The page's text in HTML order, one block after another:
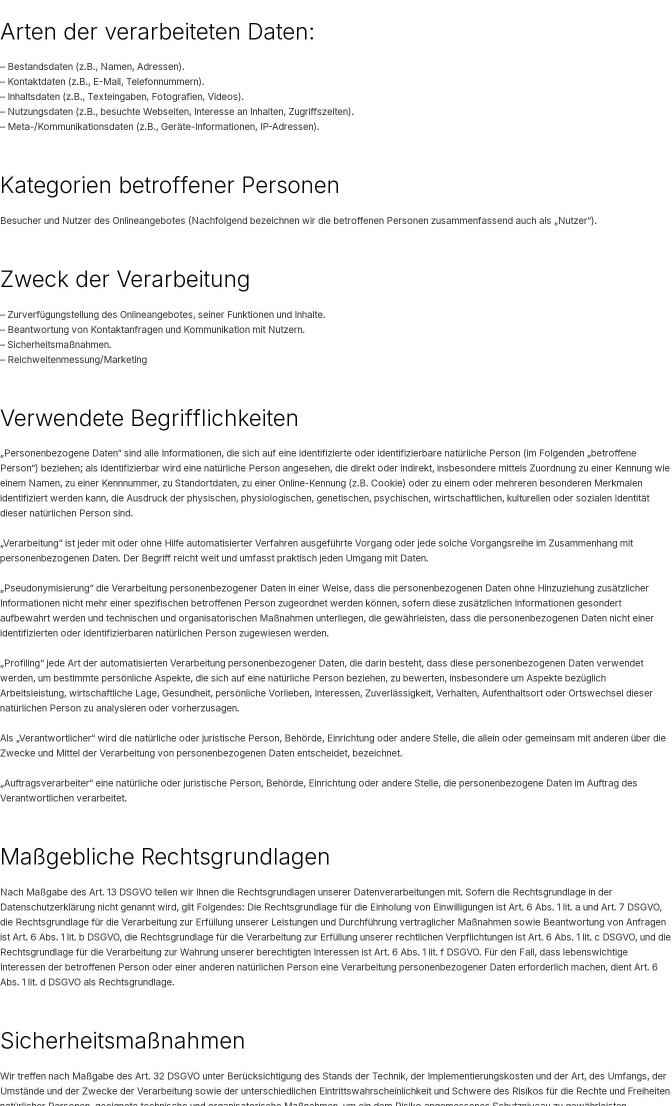
Arten der verarbeiteten Daten:
– Bestandsdaten (z.B., Namen, Adressen).
– Kontaktdaten (z.B., E-Mail, Telefonnummern).
– Inhaltsdaten (z.B., Texteingaben, Fotografien, Videos).
– Nutzungsdaten (z.B., besuchte Webseiten, Interesse an Inhalten, Zugriffszeiten).
– Meta-/Kommunikationsdaten (z.B., Geräte-Informationen, IP-Adressen).
Kategorien betroffener Personen
Besucher und Nutzer des Onlineangebotes (Nachfolgend bezeichnen wir die betroffenen Personen zusammenfassend auch als „Nutzer“).
Zweck der Verarbeitung
– Zurverfügungstellung des Onlineangebotes, seiner Funktionen und Inhalte.
– Beantwortung von Kontaktanfragen und Kommunikation mit Nutzern.
– Sicherheitsmaßnahmen.
– Reichweitenmessung/Marketing
Verwendete Begrifflichkeiten
„Personenbezogene Daten“ sind alle Informationen, die sich auf eine identifizierte oder identifizierbare natürliche Person (im Folgenden „betroffene
Person“) beziehen; als identifizierbar wird eine natürliche Person angesehen, die direkt oder indirekt, insbesondere mittels Zuordnung zu einer Kennung wie
einem Namen, zu einer Kennnummer, zu Standortdaten, zu einer Online-Kennung (z.B. Cookie) oder zu einem oder mehreren besonderen Merkmalen
identifiziert werden kann, die Ausdruck der physischen, physiologischen, genetischen, psychischen, wirtschaftlichen, kulturellen oder sozialen Identität
dieser natürlichen Person sind.
„Verarbeitung“ ist jeder mit oder ohne Hilfe automatisierter Verfahren ausgeführte Vorgang oder jede solche Vorgangsreihe im Zusammenhang mit
personenbezogenen Daten. Der Begriff reicht weit und umfasst praktisch jeden Umgang mit Daten.
„Pseudonymisierung“ die Verarbeitung personenbezogener Daten in einer Weise, dass die personenbezogenen Daten ohne Hinzuziehung zusätzlicher
Informationen nicht mehr einer spezifischen betroffenen Person zugeordnet werden können, sofern diese zusätzlichen Informationen gesondert
aufbewahrt werden und technischen und organisatorischen Maßnahmen unterliegen, die gewährleisten, dass die personenbezogenen Daten nicht einer
identifizierten oder identifizierbaren natürlichen Person zugewiesen werden.
„Profiling“ jede Art der automatisierten Verarbeitung personenbezogener Daten, die darin besteht, dass diese personenbezogenen Daten verwendet
werden, um bestimmte persönliche Aspekte, die sich auf eine natürliche Person beziehen, zu bewerten, insbesondere um Aspekte bezüglich
Arbeitsleistung, wirtschaftliche Lage, Gesundheit, persönliche Vorlieben, Interessen, Zuverlässigkeit, Verhalten, Aufenthaltsort oder Ortswechsel dieser
natürlichen Person zu analysieren oder vorherzusagen.
Als „Verantwortlicher“ wird die natürliche oder juristische Person, Behörde, Einrichtung oder andere Stelle, die allein oder gemeinsam mit anderen über die
Zwecke und Mittel der Verarbeitung von personenbezogenen Daten entscheidet, bezeichnet.
„Auftragsverarbeiter“ eine natürliche oder juristische Person, Behörde, Einrichtung oder andere Stelle, die personenbezogene Daten im Auftrag des
Verantwortlichen verarbeitet.
Maßgebliche Rechtsgrundlagen
Nach Maßgabe des Art. 13 DSGVO teilen wir Ihnen die Rechtsgrundlagen unserer Datenverarbeitungen mit. Sofern die Rechtsgrundlage in der
Datenschutzerklärung nicht genannt wird, gilt Folgendes: Die Rechtsgrundlage für die Einholung von Einwilligungen ist Art. 6 Abs. 1 lit. a und Art. 7 DSGVO,
die Rechtsgrundlage für die Verarbeitung zur Erfüllung unserer Leistungen und Durchführung vertraglicher Maßnahmen sowie Beantwortung von Anfragen
ist Art. 6 Abs. 1 lit. b DSGVO, die Rechtsgrundlage für die Verarbeitung zur Erfüllung unserer rechtlichen Verpflichtungen ist Art. 6 Abs. 1 lit. c DSGVO, und die
Rechtsgrundlage für die Verarbeitung zur Wahrung unserer berechtigten Interessen ist Art. 6 Abs. 1 lit. f DSGVO. Für den Fall, dass lebenswichtige
Interessen der betroffenen Person oder einer anderen natürlichen Person eine Verarbeitung personenbezogener Daten erforderlich machen, dient Art. 6
Abs. 1 lit. d DSGVO als Rechtsgrundlage.
Sicherheitsmaßnahmen
Wir treffen nach Maßgabe des Art. 32 DSGVO unter Berücksichtigung des Stands der Technik, der Implementierungskosten und der Art, des Umfangs, der
Umstände und der Zwecke der Verarbeitung sowie der unterschiedlichen Eintrittswahrscheinlichkeit und Schwere des Risikos für die Rechte und Freiheiten